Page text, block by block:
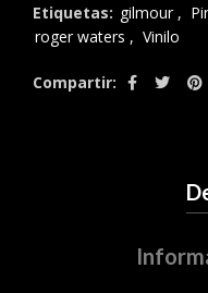
Etiquetas: gilmour ,
roger waters , Vinilo
Compartir